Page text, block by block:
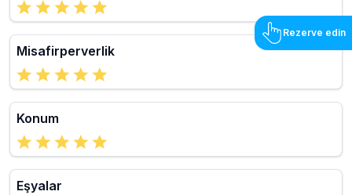
Misafirperverlik
Konum
Eşyalar
Rezerve edin